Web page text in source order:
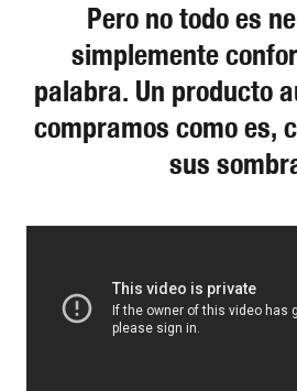
Pero no todo es
simplemente
palabra. Un producto
compramos como es,
sus